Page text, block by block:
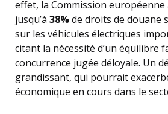
effet, la Commission européenne
jusqu’à 38%de droits de douane
sur les véhicules électriques
citant la nécessité d’un équilibre
concurrence jugée déloyale. Un
grandissant, qui pourrait
économique en cours dans le